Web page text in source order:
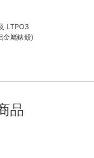
LTPO3
金屬錶殼)
品